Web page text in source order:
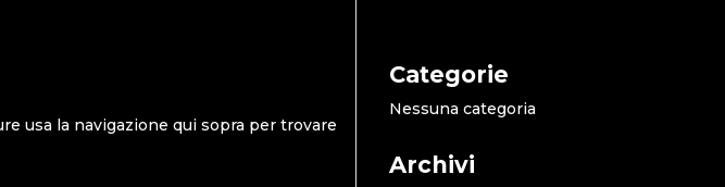
usa la navigazione qui sopra per trovare
Categorie
Nessuna categoria
Archivi